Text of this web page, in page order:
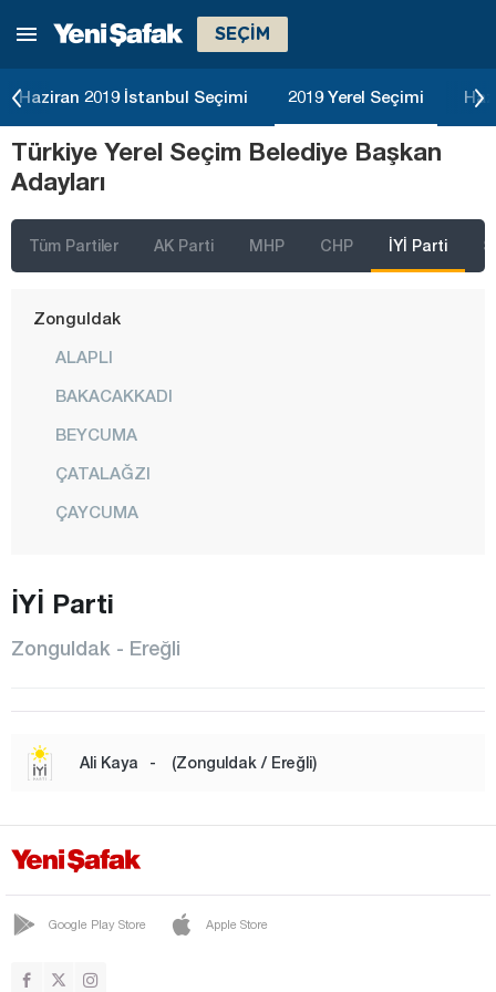
SEÇİM
Haziran 2019 İstanbul Seçimi 2019 Yerel Seçimi
Türkiye Yerel Seçim Belediye Başkan
Adayları
Tüm Partiler AK Parti MHP CHP İYİ Parti
Tokat
Uşak
Van
Yozgat
Zonguldak
ALAPLI
BAKACAKKADI
BEYCUMA
ÇATALAĞZI
ÇAYCUMA
FİLYOS
GELİK
GÜLÜÇ
GÜMELİ
KARAPINAR
İYİ Parti
Zonguldak - Ereğli
Ali Kaya - (Zonguldak / Ereğli)
Google Play Store Apple Store